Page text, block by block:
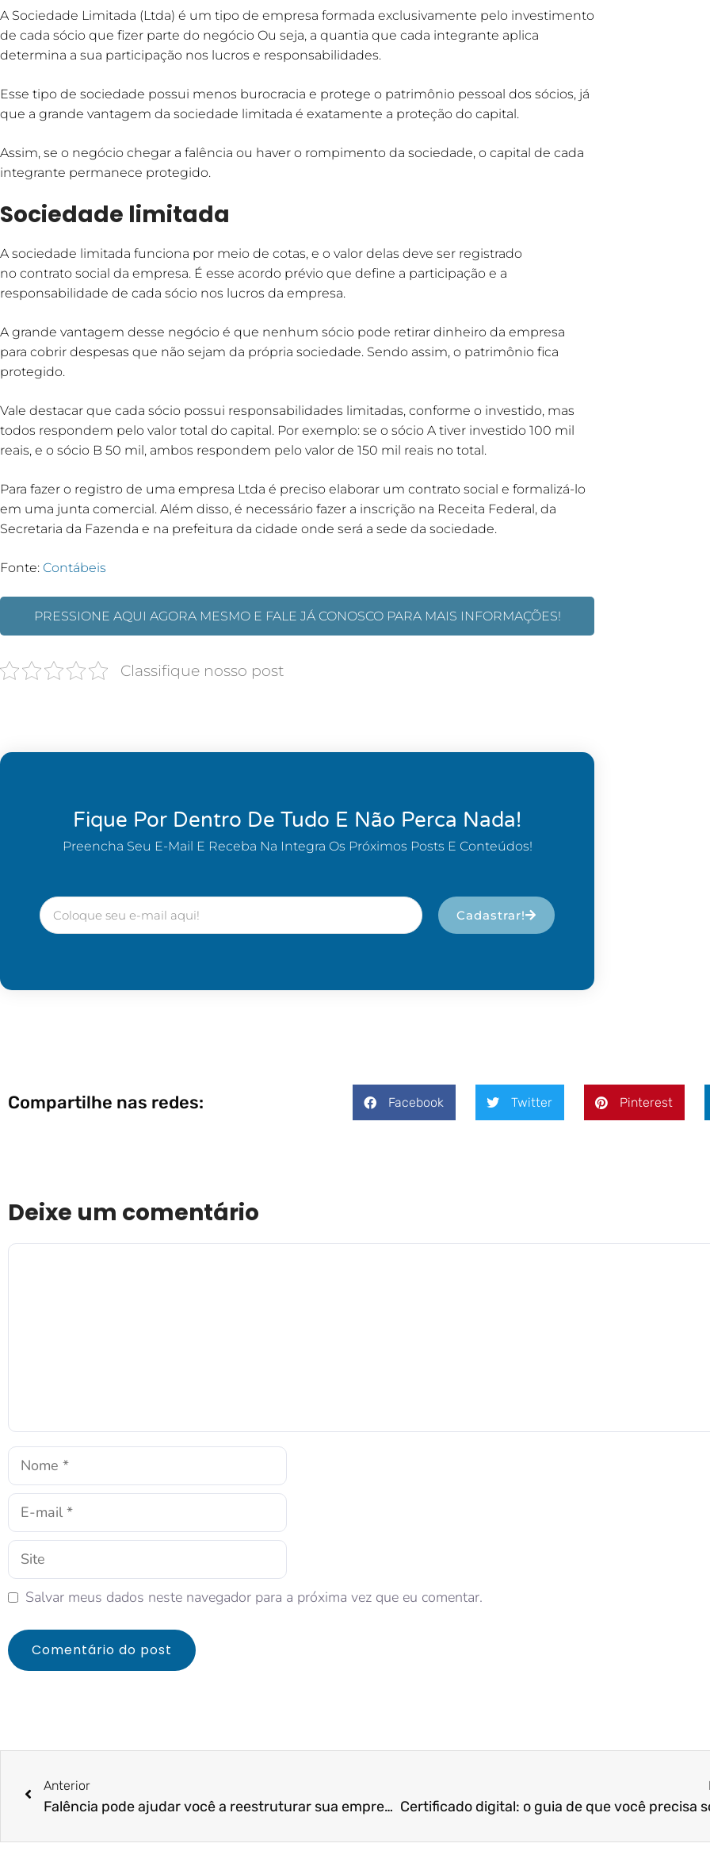
A Sociedade Limitada (Ltda) é um tipo de empresa formada exclusivamente pelo investimento
de cada sócio que fizer parte do negócio Ou seja, a quantia que cada integrante aplica
determina a sua participação nos lucros e responsabilidades.
Esse tipo de sociedade possui menos burocracia e protege o patrimônio pessoal dos sócios, já
que a grande vantagem da sociedade limitada é exatamente a proteção do capital.
Assim, se o negócio chegar a falência ou haver o rompimento da sociedade, o capital de cada
integrante permanece protegido.
Sociedade limitada
A sociedade limitada funciona por meio de cotas, e o valor delas deve ser registrado
no contrato social da empresa. É esse acordo prévio que define a participação e a
responsabilidade de cada sócio nos lucros da empresa.
A grande vantagem desse negócio é que nenhum sócio pode retirar dinheiro da empresa
para cobrir despesas que não sejam da própria sociedade. Sendo assim, o patrimônio fica
protegido.
Vale destacar que cada sócio possui responsabilidades limitadas, conforme o investido, mas
todos respondem pelo valor total do capital. Por exemplo: se o sócio A tiver investido 100 mil
reais, e o sócio B 50 mil, ambos respondem pelo valor de 150 mil reais no total.
Para fazer o registro de uma empresa Ltda é preciso elaborar um contrato social e formalizá-lo
em uma junta comercial. Além disso, é necessário fazer a inscrição na Receita Federal, da
Secretaria da Fazenda e na prefeitura da cidade onde será a sede da sociedade.
Fonte: Contábeis
PRESSIONE AQUI AGORA MESMO E FALE JÁ CONOSCO PARA MAIS INFORMAÇÕES!
Classifique nosso post
Fique Por Dentro De Tudo E Não Perca Nada!
Preencha Seu E-Mail E Receba Na Integra Os Próximos Posts E Conteúdos!
Cadastrar!
Compartilhe nas redes: Facebook Twitter Pinterest
Deixe um comentário
Salvar meus dados neste navegador para a próxima vez que eu comentar.
Anterior
Falência pode ajudar você a reestruturar sua empresa. Entenda como funciona